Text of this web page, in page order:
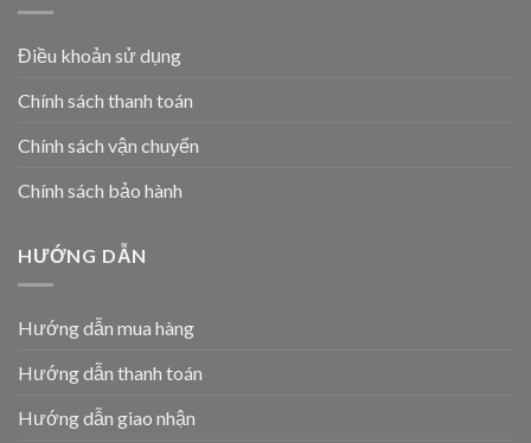
Điều khoản sử dụng
Chính sách thanh toán
Chính sách vận chuyển
Chính sách bảo hành
HƯỚNG DẪN
Hướng dẫn mua hàng
Hướng dẫn thanh toán
Hướng dẫn giao nhận